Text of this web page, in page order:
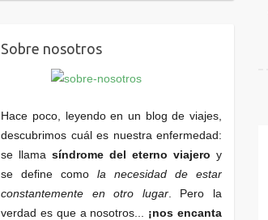
Sobre nosotros
Hace poco, leyendo en un blog de viajes,
descubrimos cuál es nuestra enfermedad:
se llamasíndrome del eterno viajero y
se define comola necesidad de estar
constantemente en otro lugar. Pero la
verdad es que a nosotros... ¡nos encanta